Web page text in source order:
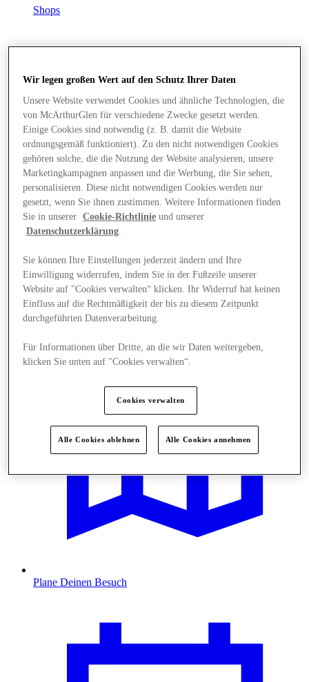
Shops
Angebote
Plane Deinen Besuch
Wir legen großen Wert auf den Schutz Ihrer Daten
Unsere Website verwendet Cookies und ähnliche Technologien, die
von McArthurGlen für verschiedene Zwecke gesetzt werden.
Einige Cookies sind notwendig (z. B. damit die Website
ordnungsgemäß funktioniert). Zu den nicht notwendigen Cookies
gehören solche, die die Nutzung der Website analysieren, unsere
Marketingkampagnen anpassen und die Werbung, die Sie sehen,
personalisieren. Diese nicht notwendigen Cookies werden nur
gesetzt, wenn Sie ihnen zustimmen. Weitere Informationen finden
Sie in unserer
Cookie-Richtlinie und unserer
Datenschutzerklärung.
Sie können Ihre Einstellungen jederzeit ändern und Ihre
Einwilligung widerrufen, indem Sie in der Fußzeile unserer
Website auf "Cookies verwalten“ klicken. Ihr Widerruf hat keinen
Einfluss auf die Rechtmäßigkeit der bis zu diesem Zeitpunkt
durchgeführten Datenverarbeitung.
Für Informationen über Dritte, an die wir Daten weitergeben,
klicken Sie unten auf "Cookies verwalten“.
Cookies verwalten
Alle Cookies ablehnen Alle Cookies annehmen